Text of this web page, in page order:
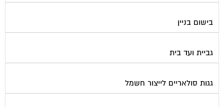
בישום בניין
גביית ועד בית
גגות סולאריים לייצור חשמל